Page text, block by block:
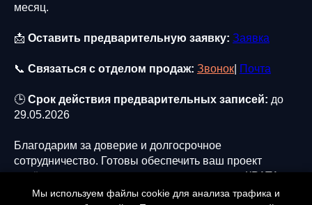
Мы используем файлы cookie для анализа трафика и
месяц.
📩 Оставить предварительную заявку: Заявка
📞 Связаться с отделом продаж: Звонок Почта
🕒 Срок действия предварительных записей: до
29.05.2026
Благодарим за доверие и долгосрочное
сотрудничество. Готовы обеспечить ваш проект
надёжными и своевременными поставками КРАТА
без задержек.